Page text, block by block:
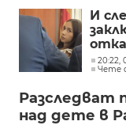
И
в
20:22,
Чете
Разследват
над дете в